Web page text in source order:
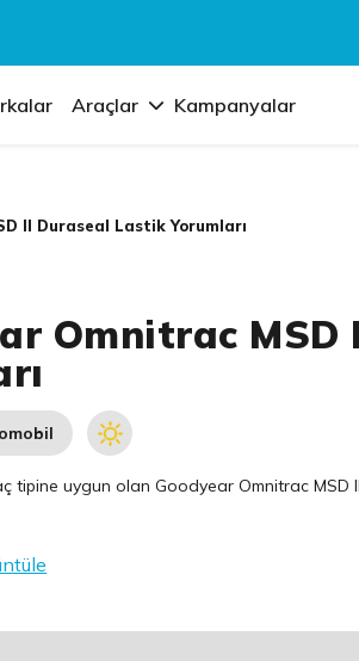
Araçlar Kampanyalar
II Duraseal Lastik Yorumları
Omnitrac
tipine uygun olanGoodyear Omnitrac MSD